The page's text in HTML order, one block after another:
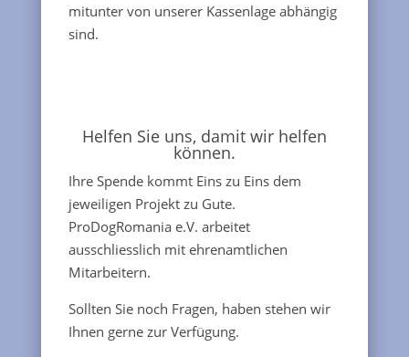
mitunter von unserer Kassenlage abhängig
sind.
Helfen Sie uns, damit wir helfen
können.
Ihre Spende kommt Eins zu Eins dem
jeweiligen Projekt zu Gute.
ProDogRomania e.V. arbeitet
ausschliesslich mit ehrenamtlichen
Mitarbeitern.
Sollten Sie noch Fragen, haben stehen wir
Ihnen gerne zur Verfügung.